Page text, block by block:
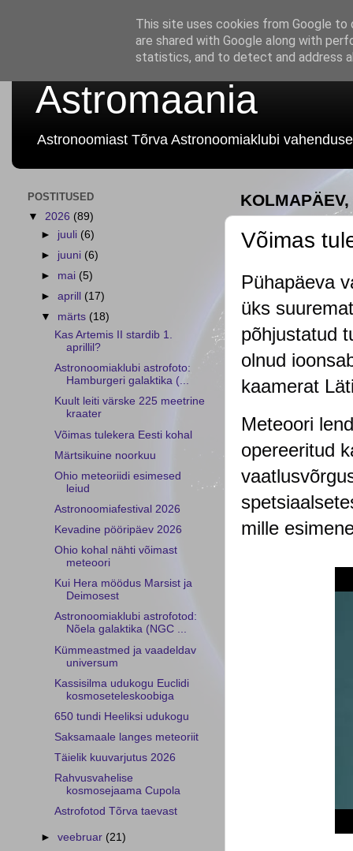
Astromaania
Astronoomiast Tõrva Astronoomiaklubi
Võimas
Pühapäeva
üks
põhjustatud
olnud
kaamerat
Meteoori
opereeritud
mille
POSTITUSED
▼ 2026 (89)
► juuli (6)
► juuni (6)
► mai (5)
►aprill (17)
▼ märts (18)
Kas Artemis II stardib 1.
aprillil?
Astronoomiaklubi astrofoto:
Hamburgeri galaktika (...
Kuult leiti värske 225 meetrine
kraater
Võimas tulekera Eesti kohal
Märtsikuine noorkuu
Ohio meteoriidi esimesed
leiud
Astronoomiafestival 2026
Kevadine pööripäev 2026
Ohio kohal nähti võimast
meteoori
Kui Hera möödus Marsist ja
Deimosest
Astronoomiaklubi astrofotod:
Nõela galaktika (NGC ...
Kümmeastmed ja vaadeldav
universum
Kassisilma udukogu Euclidi
kosmoseteleskoobiga
650 tundi Heeliksi udukogu
Saksamaale langes meteoriit
Täielik kuuvarjutus 2026
Rahvusvahelise
kosmosejaama Cupola
Astrofotod Tõrva taevast
►veebruar (21)
This site uses cookies from Google to
are shared with Google along with
statistics, and to detect and address